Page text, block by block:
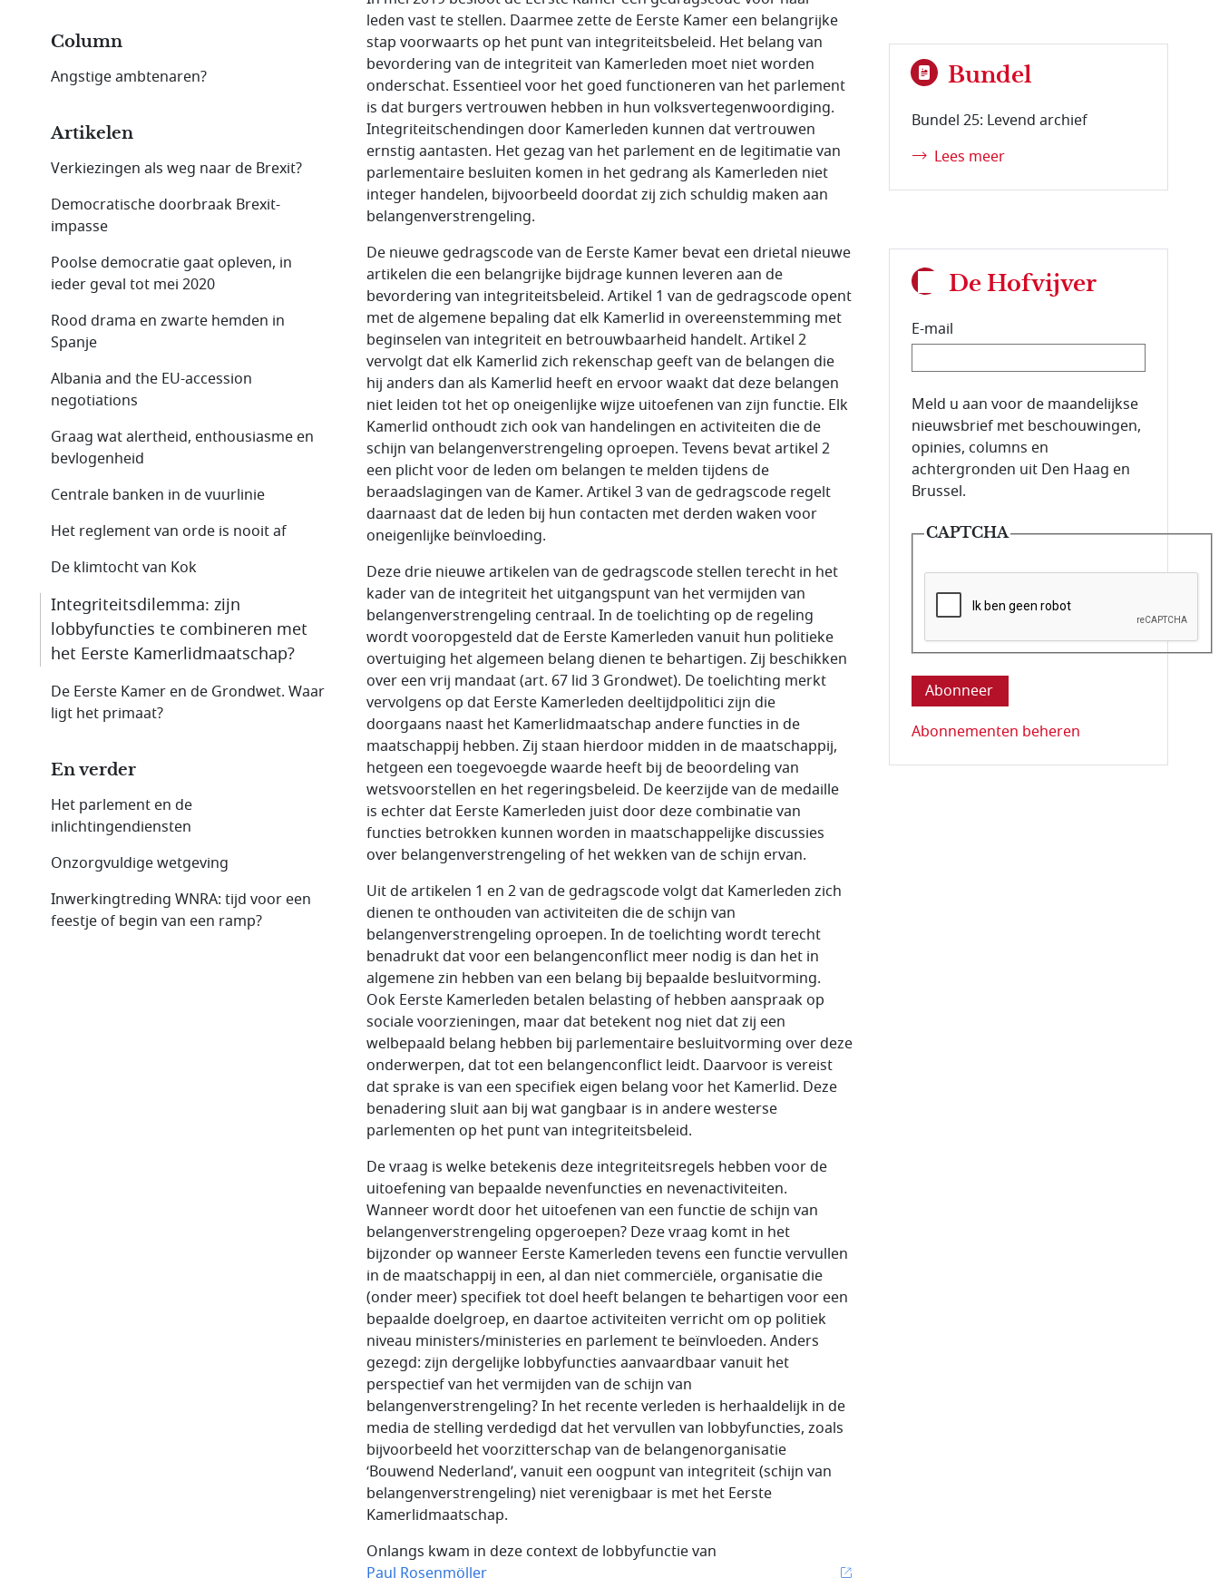
leden vast te stellen. Daarmee zette de Eerste Kamer een belangrijke
stap voorwaarts op het punt van integriteitsbeleid. Het belang van
bevordering van de integriteit van Kamerleden moet niet worden
onderschat. Essentieel voor het goed functioneren van het parlement
is dat burgers vertrouwen hebben in hun volksvertegenwoordiging.
Integriteitschendingen door Kamerleden kunnen dat vertrouwen
ernstig aantasten. Het gezag van het parlement en de legitimatie van
parlementaire besluiten komen in het gedrang als Kamerleden niet
integer handelen, bijvoorbeeld doordat zij zich schuldig maken aan
belangenverstrengeling.
De nieuwe gedragscode van de Eerste Kamer bevat een drietal nieuwe
artikelen die een belangrijke bijdrage kunnen leveren aan de
bevordering van integriteitsbeleid. Artikel 1 van de gedragscode opent
met de algemene bepaling dat elk Kamerlid in overeenstemming met
beginselen van integriteit en betrouwbaarheid handelt. Artikel 2
vervolgt dat elk Kamerlid zich rekenschap geeft van de belangen die
hij anders dan als Kamerlid heeft en ervoor waakt dat deze belangen
niet leiden tot het op oneigenlijke wijze uitoefenen van zijn functie. Elk
Kamerlid onthoudt zich ook van handelingen en activiteiten die de
schijn van belangenverstrengeling oproepen. Tevens bevat artikel 2
een plicht voor de leden om belangen te melden tijdens de
beraadslagingen van de Kamer. Artikel 3 van de gedragscode regelt
daarnaast dat de leden bij hun contacten met derden waken voor
oneigenlijke beïnvloeding.
Deze drie nieuwe artikelen van de gedragscode stellen terecht in het
kader van de integriteit het uitgangspunt van het vermijden van
belangenverstrengeling centraal. In de toelichting op de regeling
wordt vooropgesteld dat de Eerste Kamerleden vanuit hun politieke
overtuiging het algemeen belang dienen te behartigen. Zij beschikken
over een vrij mandaat (art. 67 lid 3 Grondwet). De toelichting merkt
vervolgens op dat Eerste Kamerleden deeltijdpolitici zijn die
doorgaans naast het Kamerlidmaatschap andere functies in de
maatschappij hebben. Zij staan hierdoor midden in de maatschappij,
hetgeen een toegevoegde waarde heeft bij de beoordeling van
wetsvoorstellen en het regeringsbeleid. De keerzijde van de medaille
is echter dat Eerste Kamerleden juist door deze combinatie van
functies betrokken kunnen worden in maatschappelijke discussies
over belangenverstrengeling of het wekken van de schijn ervan.
Uit de artikelen 1 en 2 van de gedragscode volgt dat Kamerleden zich
dienen te onthouden van activiteiten die de schijn van
belangenverstrengeling oproepen. In de toelichting wordt terecht
benadrukt dat voor een belangenconflict meer nodig is dan het in
algemene zin hebben van een belang bij bepaalde besluitvorming.
Ook Eerste Kamerleden betalen belasting of hebben aanspraak op
sociale voorzieningen, maar dat betekent nog niet dat zij een
welbepaald belang hebben bij parlementaire besluitvorming over deze
onderwerpen, dat tot een belangenconflict leidt. Daarvoor is vereist
dat sprake is van een specifiek eigen belang voor het Kamerlid. Deze
benadering sluit aan bij wat gangbaar is in andere westerse
parlementen op het punt van integriteitsbeleid.
De vraag is welke betekenis deze integriteitsregels hebben voor de
uitoefening van bepaalde nevenfuncties en nevenactiviteiten.
Wanneer wordt door het uitoefenen van een functie de schijn van
belangenverstrengeling opgeroepen? Deze vraag komt in het
bijzonder op wanneer Eerste Kamerleden tevens een functie vervullen
in de maatschappij in een, al dan niet commerciële, organisatie die
(onder meer) specifiek tot doel heeft belangen te behartigen voor een
bepaalde doelgroep, en daartoe activiteiten verricht om op politiek
niveau ministers/ministeries en parlement te beïnvloeden. Anders
gezegd: zijn dergelijke lobbyfuncties aanvaardbaar vanuit het
perspectief van het vermijden van de schijn van
belangenverstrengeling? In het recente verleden is herhaaldelijk in de
media de stelling verdedigd dat het vervullen van lobbyfuncties, zoals
bijvoorbeeld het voorzitterschap van de belangenorganisatie
‘Bouwend Nederland’, vanuit een oogpunt van integriteit (schijn van
belangenverstrengeling) niet verenigbaar is met het Eerste
Kamerlidmaatschap.
Onlangs kwam in deze context de lobbyfunctie van
Paul Rosenmöller
Column
Angstige ambtenaren?
Artikelen
Verkiezingen als weg naar de Brexit?
Democratische doorbraak Brexit-
impasse
Poolse democratie gaat opleven, in
ieder geval tot mei 2020
Rood drama en zwarte hemden in
Spanje
Albania and the EU-accession
negotiations
Graag wat alertheid, enthousiasme en
bevlogenheid
Centrale banken in de vuurlinie
Het reglement van orde is nooit af
De klimtocht van Kok
Integriteitsdilemma: zijn
lobbyfuncties te combineren met
het Eerste Kamerlidmaatschap?
De Eerste Kamer en de Grondwet. Waar
ligt het primaat?
En verder
Het parlement en de
inlichtingendiensten
Onzorgvuldige wetgeving
Inwerkingtreding WNRA: tijd voor een
feestje of begin van een ramp?
Bundel
Bundel 25: Levend archief
Lees meer
De Hofvijver
E-mail
E-mailadres van de abonnee.
Meld u aan voor de maandelijkse
nieuwsbrief met beschouwingen,
opinies, columns en
achtergronden uit Den Haag en
Brussel.
CAPTCHA
Deze vraag is om te controleren dat u
Abonnementen beheren